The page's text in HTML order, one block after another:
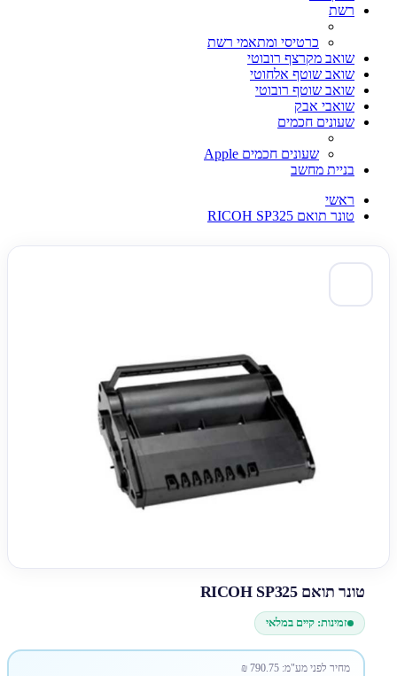
רשת
כרטיסי ומתאמי רשת
שואב מקרצף רובוטי
שואב שוטף אלחוטי
שואב שוטף רובוטי
שואבי אבק
שעונים חכמים
שעונים חכמים Apple
בניית מחשב
ראשי
טונר תואם RICOH SP325
טונר תואם RICOH SP325
זמינות: קיים במלאי
מחיר לפני מע"מ:790.75
₪